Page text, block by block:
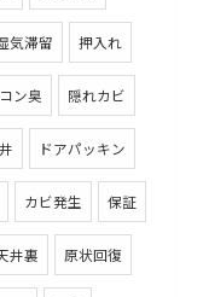
気滞留 押入れ
ン臭 隠れカビ
ドアパッキン
カビ発生 保証
井裏 原状回復